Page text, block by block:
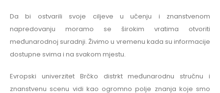
Da bi ostvarili svoje ciljeve u učenju i znanstvenom
napredovanju moramo se širokim vratima otvoriti
međunarodnoj suradnji. Živimo u vremenu kada su informacije
dostupne svima i na svakom mjestu.
Evropski univerzitet Brčko distrkt međunarodnu stručnu i
znanstvenu scenu vidi kao ogromno polje znanja koje smo